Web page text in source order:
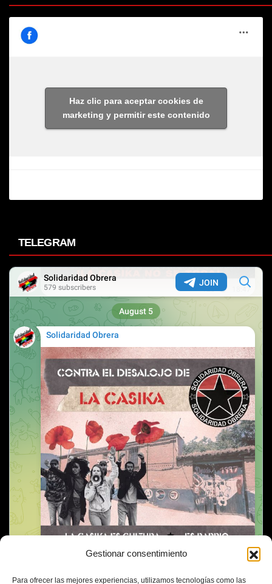
Gestionar consentimiento
Para ofrecer las mejores experiencias, utilizamos tecnologías como las
Haz clic para aceptar cookies de
marketing y permitir este contenido
TELEGRAM